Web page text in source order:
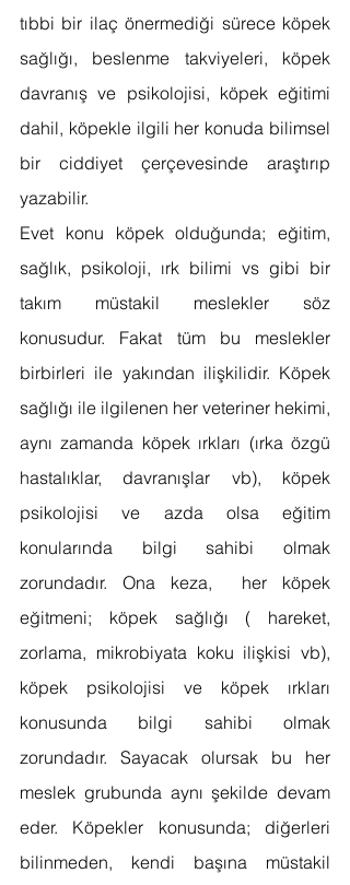
tıbbi bir ilaç önermediği sürece köpek
sağlığı, beslenme takviyeleri, köpek
davranış ve psikolojisi, köpek eğitimi
dahil, köpekle ilgili her konuda bilimsel
bir ciddiyet çerçevesinde araştırıp
yazabilir.
Evet konu köpek olduğunda; eğitim,
sağlık, psikoloji, ırk bilimi vs gibi bir
takım müstakil meslekler söz
konusudur. Fakat tüm bu meslekler
birbirleri ile yakından ilişkilidir. Köpek
sağlığı ile ilgilenen her veteriner hekimi,
aynı zamanda köpek ırkları (ırka özgü
hastalıklar, davranışlar vb), köpek
psikolojisi ve azda olsa eğitim
konularında bilgi sahibi olmak
zorundadır. Ona keza,  her köpek
eğitmeni; köpek sağlığı ( hareket,
zorlama, mikrobiyata koku ilişkisi vb),
köpek psikolojisi ve köpek ırkları
konusunda bilgi sahibi olmak
zorundadır. Sayacak olursak bu her
meslek grubunda aynı şekilde devam
eder. Köpekler konusunda; diğerleri
bilinmeden, kendi başına müstakil